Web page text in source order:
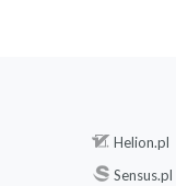
Helion.pl
Sensus.pl